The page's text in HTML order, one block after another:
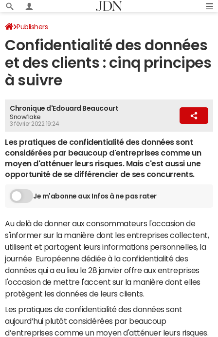
Publishers
Confidentialité des données
et des clients : cinq principes
à suivre
Chronique d'Edouard Beaucourt
Snowflake
3 février 2022 19:24
Les pratiques de confidentialité des données sont
considérées par beaucoup d'entreprises comme un
moyen d'atténuer leurs risques. Mais c'est aussi une
opportunité de se différencier de ses concurrents.
Je m'abonne aux Infos à ne pas rater
Au delà de donner aux consommateurs l'occasion de
s'informer sur la manière dont les entreprises collectent,
utilisent et partagent leurs informations personnelles, la
journée Européenne dédiée à la confidentialité des
données qui a eu lieu le 28 janvier offre aux entreprises
l'occasion de mettre l'accent sur la manière dont elles
protègent les données de leurs clients.
Les pratiques de confidentialité des données sont
aujourd’hui plutôt considérées par beaucoup
d’entreprises comme un moyen d'atténuer leurs risques.